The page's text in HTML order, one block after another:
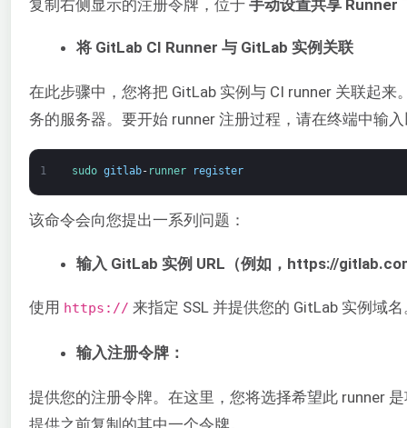
复制右侧显示的注册令牌，位于 手动设置共享 Runner
将 GitLab CI Runner 与 GitLab 实例关联
在此步骤中，您将把 GitLab 实例与 CI runner 关联起来
务的服务器。要开始 runner 注册过程，请在终端中输
1 sudo gitlab- runner register
该命令会向您提出一系列问题：
输入 GitLab 实例 URL（例如，https://
使用 https:// 来指定 SSL 并提供您的 GitLab 实例域名
输入注册令牌：
提供您的注册令牌。在这里，您将选择希望此 runner
提供之前复制的其中一个令牌。